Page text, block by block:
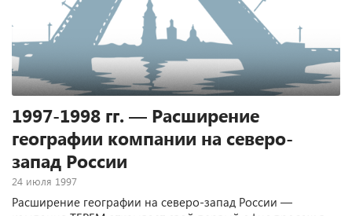
1997-1998 гг. — Расширение
географии компании на северо-
запад России
24 июля 1997
Расширение географии на северо-запад России —